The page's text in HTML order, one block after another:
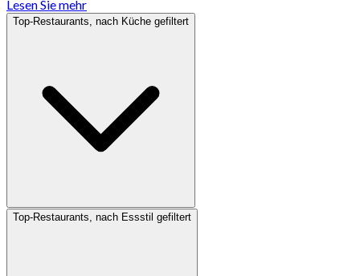
Lesen Sie mehr
Top-Restaurants, nach Küche gefiltert
Top-Restaurants, nach Essstil gefiltert